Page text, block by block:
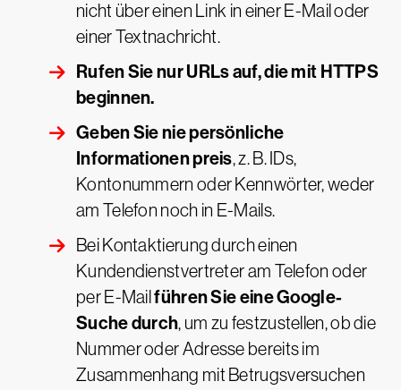
nicht über einen Link in einer E-Mail oder
einer Textnachricht.
Rufen Sie nur URLs auf, die mit HTTPS
beginnen.
Geben Sie nie persönliche
Informationen preis, z. B. IDs,
Kontonummern oder Kennwörter, weder
am Telefon noch in E-Mails.
Bei Kontaktierung durch einen
Kundendienstvertreter am Telefon oder
per E-Mailführen Sie eine Google-
Suche durch, um zu festzustellen, ob die
Nummer oder Adresse bereits im
Zusammenhang mit Betrugsversuchen